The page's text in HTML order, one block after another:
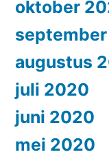
oktober
augustus
juli 2020
juni 2020
mei 2020